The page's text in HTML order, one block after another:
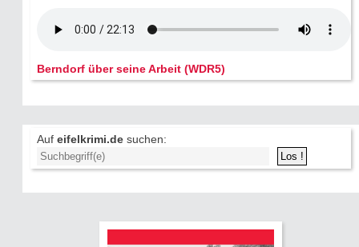
Berndorf über seine Arbeit (WDR5)
Auf eifelkrimi.de suchen: